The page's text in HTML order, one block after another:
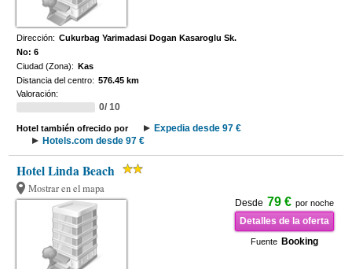
Dirección: Cukurbag Yarimadasi Dogan Kasaroglu Sk.
No: 6
Ciudad (Zona): Kas
Distancia del centro: 576.45 km
Valoración:
0/ 10
Hotel también ofrecido por
Expedia desde 97 €
Hotels.com desde 97 €
Hotel Linda Beach
Mostrar en el mapa
Desde 79 € por noche
Detalles de la oferta
Fuente Booking